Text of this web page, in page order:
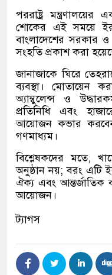
পররাষ্ট্র
শোকের এই সময়ে
বাংলাদেশের সরকার
সংহতি প্রকাশ করা
জানাজাকে ঘিরে
ব্যবস্থা। মোতায়েন
অ্যাম্বুলেন্স ও
প্রতিনিধি এবং
আয়োজন কভার করবেন
গণমাধ্যম।
বিশ্লেষকদের মতে,
অনুষ্ঠান নয়; বরং এটি
ঐক্য এবং আন্তর্জাতিক
আয়োজন।
ট্যাগস